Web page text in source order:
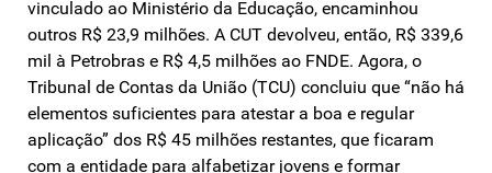
vinculado ao Ministério da Educação, encaminhou
outros R$ 23,9 milhões. A CUT devolveu, então, R$ 339,6
mil à Petrobras e R$ 4,5 milhões ao FNDE. Agora, o
Tribunal de Contas da União (TCU) concluiu que “não há
elementos suficientes para atestar a boa e regular
aplicação” dos R$ 45 milhões restantes, que ficaram
com a entidade para alfabetizar jovens e formar